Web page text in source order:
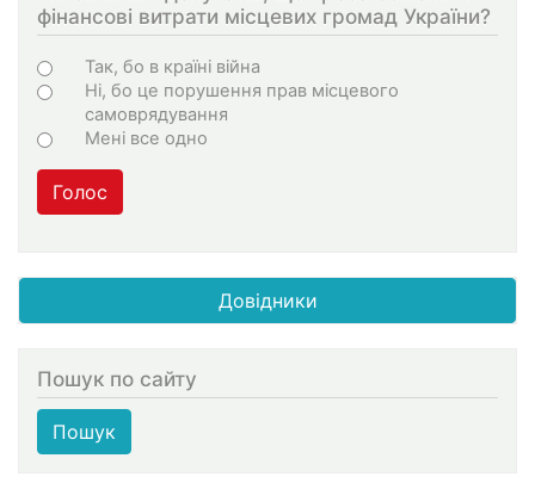
фінансові витрати місцевих громад України?
Choices
Так, бо в країні війна
Ні, бо це порушення прав місцевого
самоврядування
Мені все одно
Голос
Довідники
Пошук по сайту
Пошук